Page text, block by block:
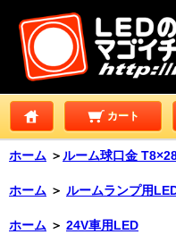
カート
ホーム ＞ ルーム球口金
ホーム ＞ ルームランプ用
ホーム ＞ 24V車用LED